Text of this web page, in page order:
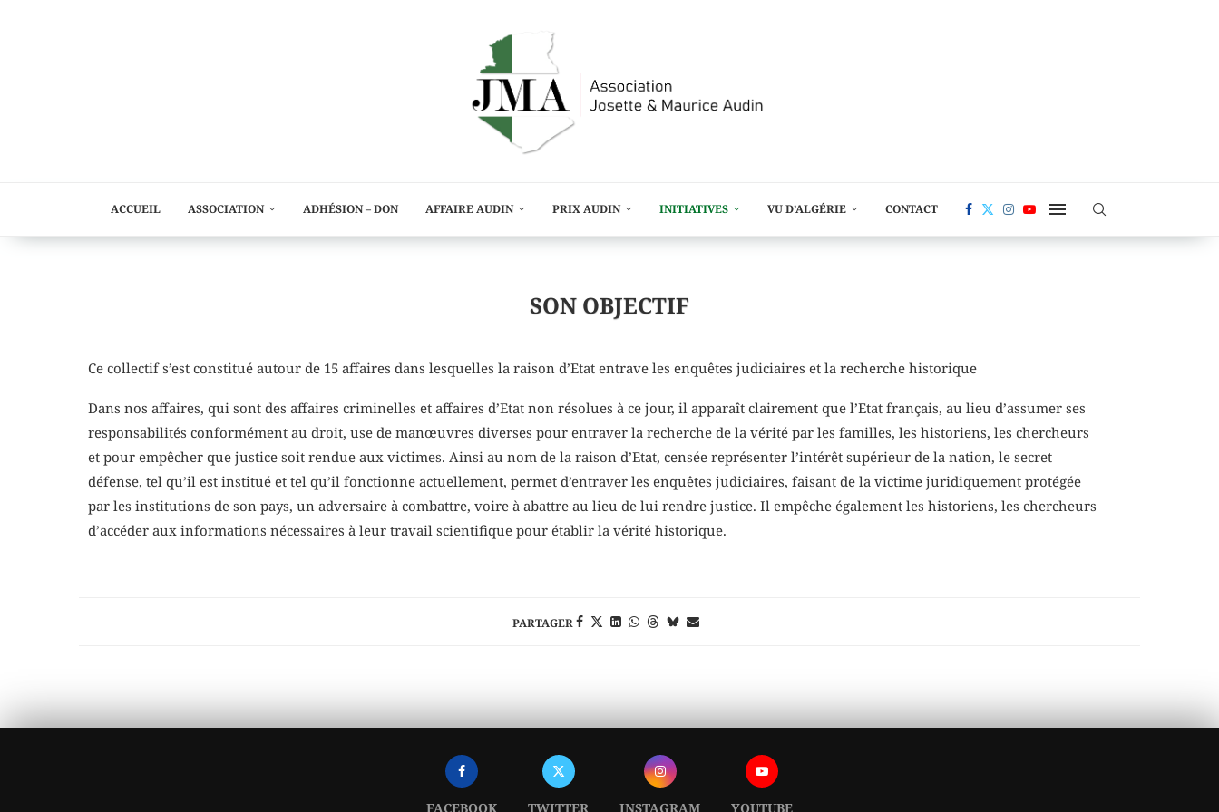
ACCUEIL ASSOCIATION ADHÉSION – DON AFFAIRE AUDIN PRIX AUDIN INITIATIVES VU D’ALGÉRIE CONTACT
SON OBJECTIF
Ce collectif s’est constitué autour de 15 affaires dans lesquelles la raison d’Etat entrave les enquêtes judiciaires et la recherche historique
Dans nos affaires, qui sont des affaires criminelles et affaires d’Etat non résolues à ce jour, il apparaît clairement que l’Etat français, au lieu d’assumer ses
responsabilités conformément au droit, use de manœuvres diverses pour entraver la recherche de la vérité par les familles, les historiens, les chercheurs
et pour empêcher que justice soit rendue aux victimes. Ainsi au nom de la raison d’Etat, censée représenter l’intérêt supérieur de la nation, le secret
défense, tel qu’il est institué et tel qu’il fonctionne actuellement, permet d’entraver les enquêtes judiciaires, faisant de la victime juridiquement protégée
par les institutions de son pays, un adversaire à combattre, voire à abattre au lieu de lui rendre justice. Il empêche également les historiens, les chercheurs
d’accéder aux informations nécessaires à leur travail scientifique pour établir la vérité historique.
PARTAGER
FACEBOOK TWITTER INSTAGRAM YOUTUBE